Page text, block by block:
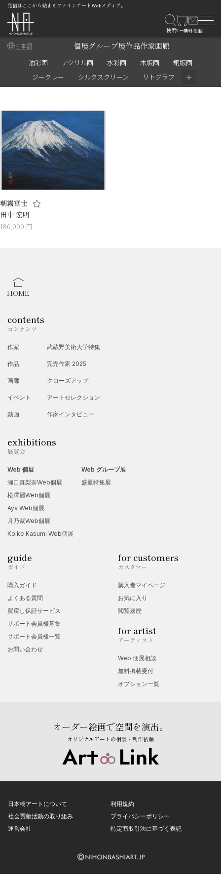
発信はここから始まるファインアートWebメディア。
日本語 個展グループ展作品作家画廊
油彩画 アクリル画 水彩画 木版画
銅版画
ジークレー
シルクスクリーン リトグラフ ＋
朝霧富士
田中 宏明
180,000 円
HOME
contents
コンテンツ
作家
作品
画廊
イベント
動画
武蔵野美術大学特集
完売作家 2025
クローズアップ
アートセレクション
作家インタビュー
exhibitions
展覧会
Web 個展
瀬口真梨奈Web個展
松澤麗Web個展
Aya Web個展
月乃紫Web個展
Koike Kasumi Web個展
Web グループ展
盛夏特集展
guide
ガイド
購入ガイド
よくある質問
買戻し保証サービス
サポート会員様募集
サポート会員様一覧
お問い合わせ
for customers
カスタマー
購入者マイページ
お気に入り
閲覧履歴
for artist
アーティスト
Web 個展相談
無料掲載受付
オプション一覧
オーダー絵画で空間を演出。
オリジナルアートの相談・制作依頼
日本橋アートについて
社会貢献活動の取り組み
運営会社
利用規約
プライバシーポリシー
特定商取引法に基づく表記